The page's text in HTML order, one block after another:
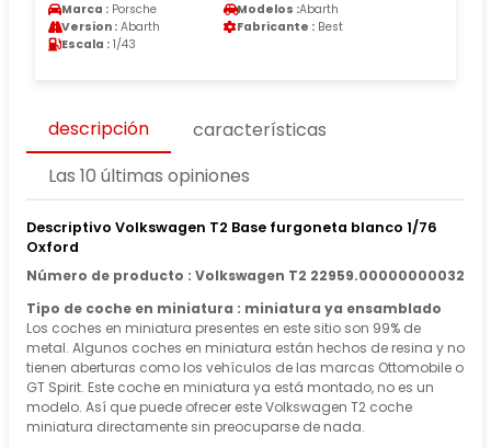
Marca : Porsche Modelos :Abarth
Version : Abarth Fabricante : Best
Escala : 1/43
descripción
características
Las 10 últimas opiniones
Descriptivo Volkswagen T2 Base furgoneta blanco 1/76
Oxford
Número de producto : Volkswagen T2 22959.00000000032
Tipo de coche en miniatura : miniatura ya ensamblado
Los coches en miniatura presentes en este sitio son 99% de
metal. Algunos coches en miniatura están hechos de resina y no
tienen aberturas como los vehículos de las marcas Ottomobile o
GT Spirit. Este coche en miniatura ya está montado, no es un
modelo. Así que puede ofrecer este Volkswagen T2 coche
miniatura directamente sin preocuparse de nada.